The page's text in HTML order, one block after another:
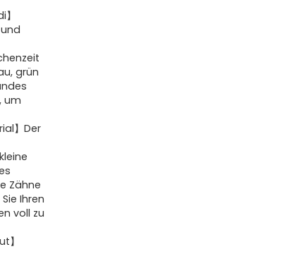
grün
um
】Der
Zähne
Ihren
voll zu
】